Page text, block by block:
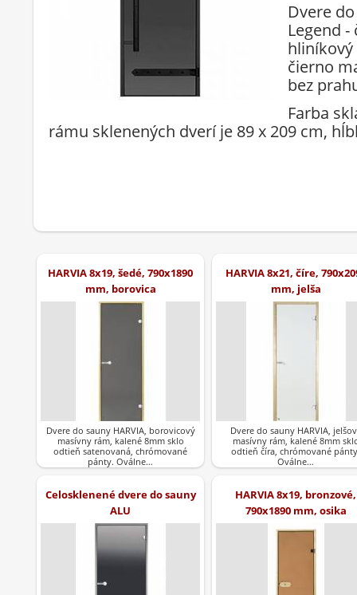
Dvere
Legend
čierno
bez
Farba
rámu sklenených dverí je 89 x 209 cm,
HARVIA 8x19, šedé, 790x1890
mm, borovica
Dvere do sauny HARVIA, borovicový
masívny rám, kalené 8mm sklo
odtieň satenovaná, chrómované
pánty. Oválne…
HARVIA 8x21, číre,
mm, jelša
Dvere do sauny HARVIA,
masívny rám, kalené 8mm
odtieň číra, chrómované
Oválne…
Celosklenené dvere do sauny
ALU
HARVIA 8x19, bronzové,
790x1890 mm, osika